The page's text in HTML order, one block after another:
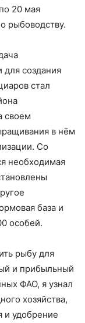
20 мая
рыбоводству.
для создания
стал
своем
в нём
Со
необходимая
база и
особей.
рыбу для
и прибыльный
ФАО, я узнал
хозяйства,
и удобрение